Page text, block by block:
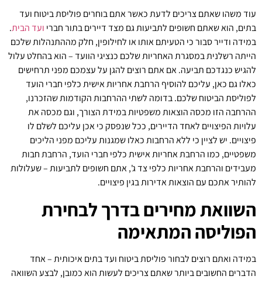
עוד משהו שאתם צריכים לדעת כאשר אתם בוחרים פוליסת ביטוח ועד
בתים, הוא שאתם חשופים לתביעות גם מצד דיירים בתור חברי ועד הבית.
במידה ודייר סבור כי הטעיתם אותו או לחילופין, חלק מההתנהלות שלכם
הייתה רשלנית במסגרת האחריות שלכם כנציגי הוועד – הוא בהחלט עלול
להגיש כנגדכם תביעה. אם אתם רוצים להגן על עצמכם מפני תרחישים
כאלו גם כאן, עליכם להוסיף הרחבת אחריות אישית כלפי חברי הועד
לפוליסת הביטוח שלכם. בדומה לשתי ההרחבות הקודמות שהזכרנו,
ההרחבה הזו מכסה הוצאות משפטיות במידת הצורך, וגם מכסה את
עלויות הפיצויים לאחד הדיירים, ככל שנפסק כי אכן עליכם לשלם לו
פיצויים. יש לציין כי ללא הרחבות כאלו שמגנות עליכם מפני הליכים
משפטיים, כמו הרחבת אחריות אישית כלפי חברי הועד, הרחבת חבות
מעבידים והרחבת אחריות כלפי צד ג', אתם חשופים לתביעות – שעלולות
להותיר אתכם עם הוצאות אדירות בגין פיצויים.
השוואת מחירים בדרך לבחירת
הפוליסה המתאימה
במידה ואתם רוצים לבחור פוליסת ביטוח ועד בתים איכותית – אחד
הדברים החשובים ביותר שאתם צריכים לעשות הוא כמובן, לבצע השוואה